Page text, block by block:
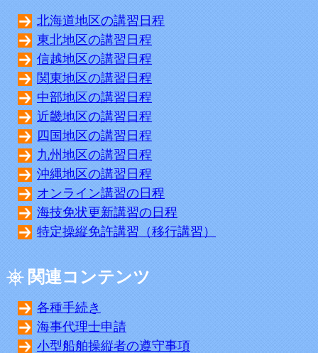
北海道地区の講習日程
東北地区の講習日程
信越地区の講習日程
関東地区の講習日程
中部地区の講習日程
近畿地区の講習日程
四国地区の講習日程
九州地区の講習日程
沖縄地区の講習日程
オンライン講習の日程
海技免状更新講習の日程
特定操縦免許講習（移行講習）
関連コンテンツ
各種手続き
海事代理士申請
小型船舶操縦者の遵守事項